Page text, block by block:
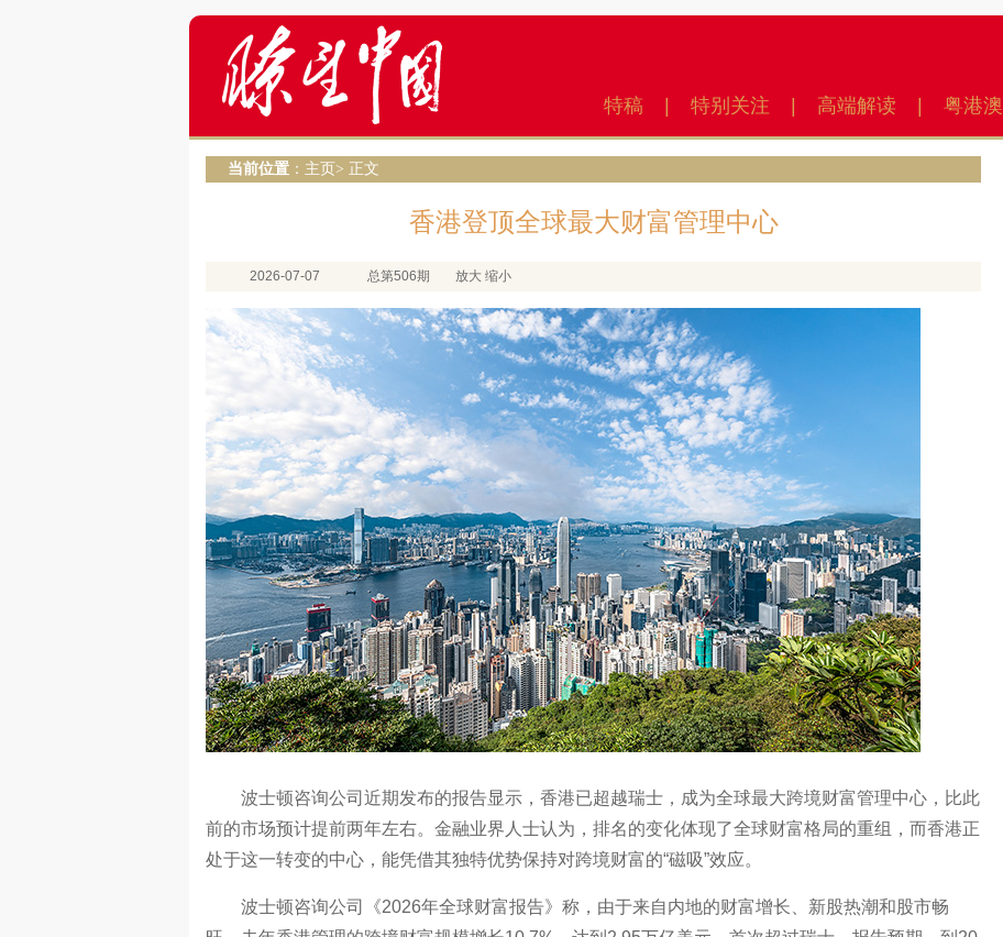
特稿 特别关注 高端解读 粤港澳
当前位置 ： 主页 > 正文
香港登顶全球最大财富管理中心
2026-07-07 总第506期 放大 缩小
波士顿咨询公司近期发布的报告显示，香港已超越瑞士，成为全球最大跨境财富管理中心，比此
前的市场预计提前两年左右。金融业界人士认为，排名的变化体现了全球财富格局的重组，而香港正
处于这一转变的中心，能凭借其独特优势保持对跨境财富的“磁吸”效应。
波士顿咨询公司《2026年全球财富报告》称，由于来自内地的财富增长、新股热潮和股市畅